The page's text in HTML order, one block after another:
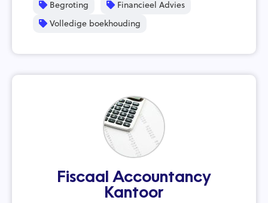
Begroting
Financieel Advies
Volledige boekhouding
Fiscaal Accountancy
Kantoor